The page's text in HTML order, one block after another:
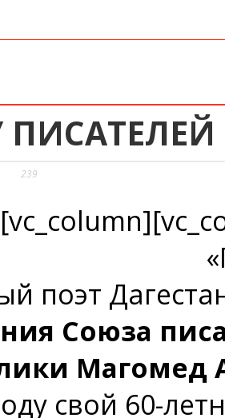
239
поэт
Союза
Магомед
свой 60-­